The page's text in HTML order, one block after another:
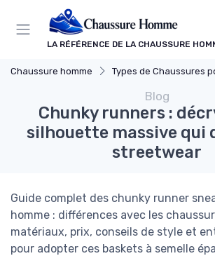
LA RÉFÉRENCE DE LA CHAUSSURE
Chaussure homme Types de Chaussures pour
Blog
Chunky runners :
silhouette massive qui
streetwear
Guide complet des chunky runner
homme : différences avec les
matériaux, prix, conseils de style et
pour adopter ces baskets à semelle
Panneau de gestion des cookies